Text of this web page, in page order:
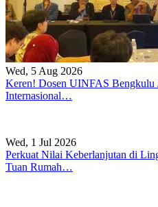
Wed, 5 Aug 2026
Keren! Dosen UINFAS Bengkulu
Internasional…
Wed, 1 Jul 2026
Perkuat Nilai Keberlanjutan di
Tuan Rumah…